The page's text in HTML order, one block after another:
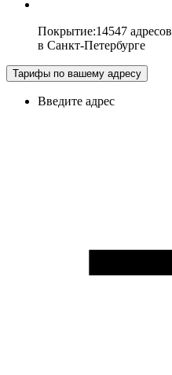
Покрытие:14547 адресов
в Санкт-Петербурге
Тарифы по вашему адресу
Введите адрес